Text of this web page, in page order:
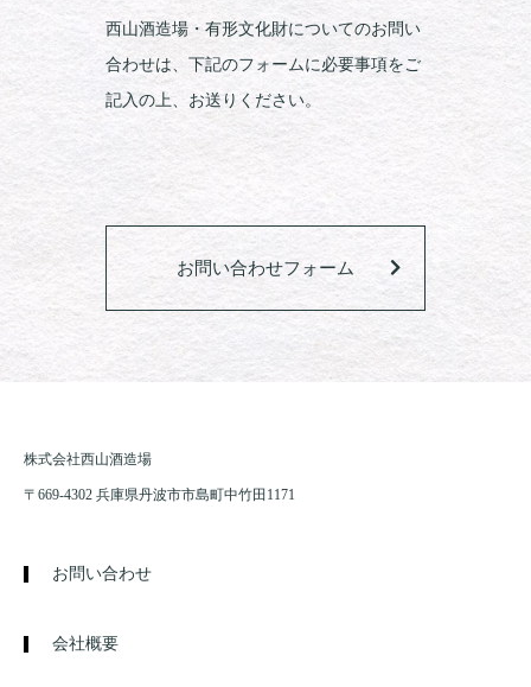
西山酒造場・有形文化財についてのお問い
合わせは、下記のフォームに必要事項をご
記入の上、お送りください。
お問い合わせフォーム
株式会社西山酒造場
〒669-4302 兵庫県丹波市市島町中竹田1171
お問い合わせ
会社概要